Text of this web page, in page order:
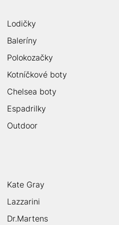
Lodičky
Baleríny
Polokozačky
Kotníčkové boty
Chelsea boty
Espadrilky
Outdoor
Kate Gray
Lazzarini
Dr.Martens